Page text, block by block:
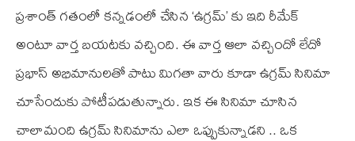
ప్రశాంత్ గతంలో కన్నడంలో చేసిన ‘ఉగ్రమ్’ కు ఇది రీమేక్
అంటూ వార్త బయటకు వచ్చింది. ఈ వార్త ఆలా వచ్చిందో లేదో
ప్రభాస్ అభిమానులతో పాటు మిగతా వారు కూడా ఉగ్రమ్ సినిమా
చూసేందుకు పోటీపడుతున్నారు. ఇక ఈ సినిమా చూసిన
చాలామంది ఉగ్రమ్ సినిమాను ఎలా ఒప్పుకున్నాడని .. ఒక